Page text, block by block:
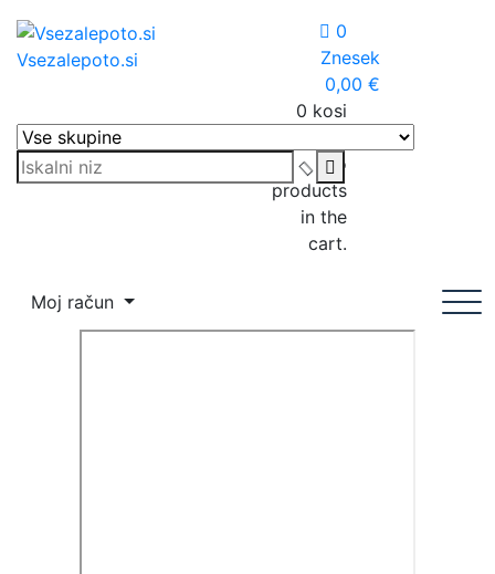
to
content
Vsezalepoto.si
0
Znesek
0,00 €
0 kosi
No
products
in the
cart.
Moj račun